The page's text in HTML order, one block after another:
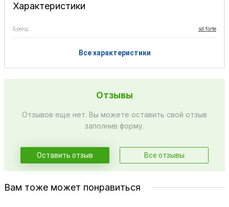
Характеристики
Бренд sd forte
Все характеристики
Отзывы
Отзывов еще нет. Вы можете оставить свой отзыв
заполнив форму.
Оставить отзыв Все отзывы
Вам тоже может понравиться